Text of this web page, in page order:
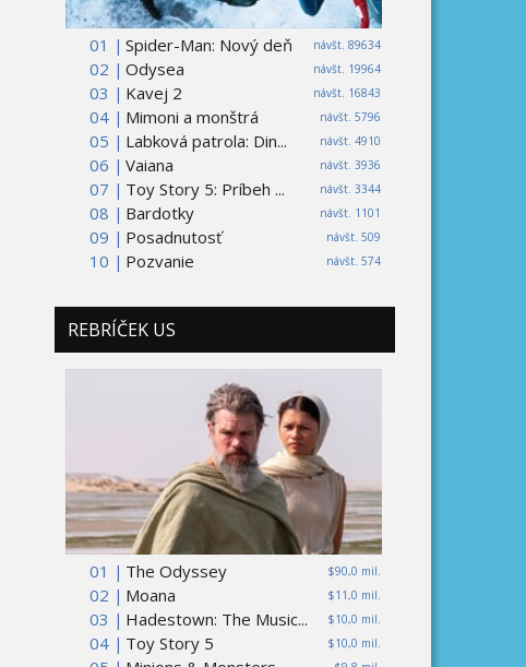
01 | návšt. 89634
Spider-Man: Nový deň
02 |
návšt. 19964
Odysea
03 |
návšt. 16843
Kavej 2
04 |
návšt. 5796
Mimoni a monštrá
05 |
návšt. 4910
Labková patrola: Din...
06 |
návšt. 3936
Vaiana
07 |
návšt. 3344
Toy Story 5: Príbeh ...
08 |
návšt. 1101
Bardotky
09 |
návšt. 509
Posadnutosť
10 |
návšt. 574
Pozvanie
REBRÍČEK US
01 | $90,0 mil.
The Odyssey
02 |
$11,0 mil.
Moana
03 |
$10,0 mil.
Hadestown: The Music...
04 |
$10,0 mil.
Toy Story 5